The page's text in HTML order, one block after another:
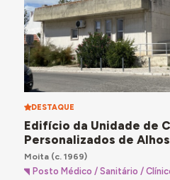
DESTAQUE
Edifício da Unidade de
Personalizados de
Moita(c. 1969)
Posto Médico / Sanitário /